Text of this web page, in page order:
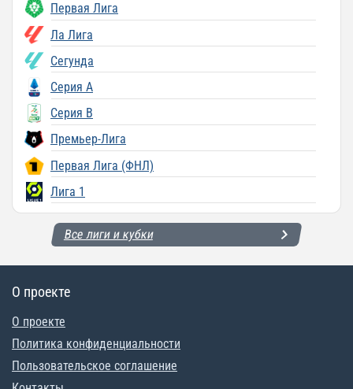
Первая Лига
Ла Лига
Сегунда
Серия A
Серия B
Премьер-Лига
Первая Лига (ФНЛ)
Лига 1
Все лиги и кубки
О проекте
О проекте
Политика конфиденциальности
Пользовательское соглашение